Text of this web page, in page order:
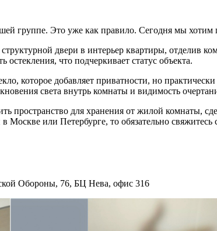
группе. Это уже как правило. Сегодня мы хотим
двери в интерьер квартиры, отделив
остекления, что подчеркивает статус объекта.
которое добавляет приватности, но
света внутрь комнаты и видимость
пространство для хранения от жилой комнаты,
в Москве или Петербурге, то обязательно
Обороны, 76, БЦ Нева, офис 316